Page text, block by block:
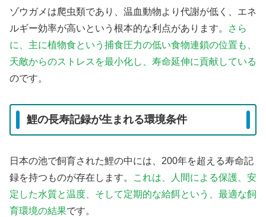
ゾウガメは爬虫類であり、温血動物より代謝が低く、エネ
ルギー効率が高いという根本的な利点があります。
さら
に、主に植物食という捕食圧力の低い食物連鎖の位置も、
天敵からのストレスを最小化し、寿命延伸に貢献している
のです。
鯉の長寿記録が生まれる環境条件
日本の池で飼育された鯉の中には、200年を超える寿命記
録を持つものが存在します。
これは、人間による保護、安
定した水質と温度、そして定期的な給餌という、最適な飼
育環境の結果です。